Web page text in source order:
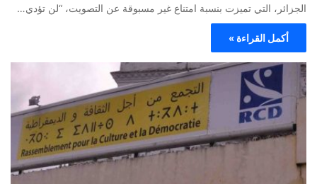
الجزائر، التي تميزت بنسبة امتناع غير مسبوقة عن التصويت، “لن تؤدي…
أكمل القراءة »